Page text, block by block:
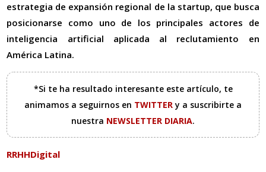
estrategia de expansión regional de la startup, que busca
posicionarse como uno de los principales actores de
inteligencia artificial aplicada al reclutamiento en
América Latina.
*Si te ha resultado interesante este artículo, te
animamos a seguirnos en TWITTERy a suscribirte a
nuestra NEWSLETTER DIARIA.
RRHHDigital